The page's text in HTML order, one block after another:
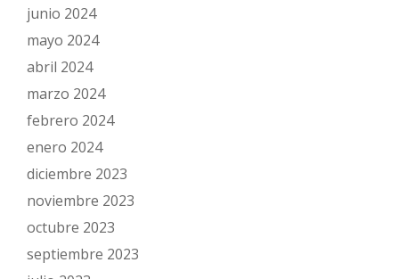
junio 2024
mayo 2024
abril 2024
marzo 2024
febrero 2024
enero 2024
diciembre 2023
noviembre 2023
octubre 2023
septiembre 2023